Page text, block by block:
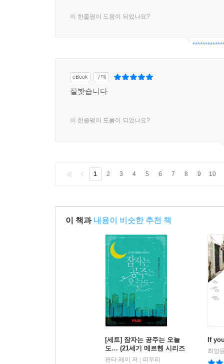
이 한줄평이 도움이 되었나요?
eBook 구매
잘봣습니다
이 한줄평이 도움이 되었나요?
1 2 3 4 5 6 7 8 9 10
이 책과 내용이 비슷한 추천 책
[세트] 잠자는 공주는 오늘
도… (21세기 메르헨 시리즈
1) (총3권/완결)
판타.레이 저 | 피우리
If
최양